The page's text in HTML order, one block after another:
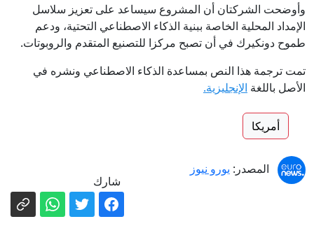
وأوضحت الشركتان أن المشروع سيساعد على تعزيز سلاسل
الإمداد المحلية الخاصة ببنية الذكاء الاصطناعي التحتية، ودعم
طموح دونكيرك في أن تصبح مركزا للتصنيع المتقدم والروبوتات.
تمت ترجمة هذا النص بمساعدة الذكاء الاصطناعي ونشره في
الأصل باللغة الإنجليزية.
أمريكا
المصدر: يورو نيوز
شارك